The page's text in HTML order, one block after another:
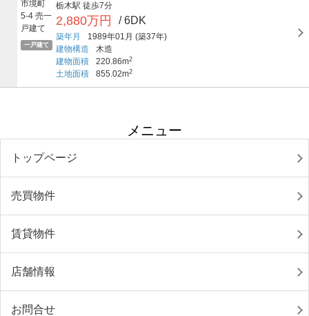
一戸建て
栃木駅 徒歩7分
2,880万円 / 6DK
築年月 1989年01月 (築37年)
建物構造
木造
建物面積
220.86m2
土地面積 855.02m2
メニュー
トップページ
売買物件
賃貸物件
店舗情報
お問合せ